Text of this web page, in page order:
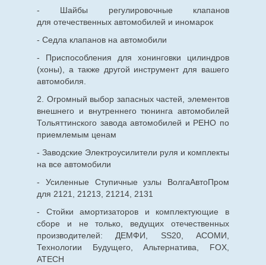
- Шайбы регулировочные клапанов
для отечественныхавтомобилей и иномарок
- Седла клапанов на автомобили
- Приспособления для хонинговки цилиндров
(хоны), а также другой инструмент для вашего
автомобиля.
2. Огромный выбор запасных частей, элементов
внешнего и внутреннего тюнинга автомобилей
Тольяттинского завода автомобилей и РЕНО по
приемлемым ценам
- Заводские Электроусилители руля и комплекты
на все автомобили
- Усиленные Ступичные узлы ВолгаАвтоПром
для 2121, 21213, 21214, 2131
- Стойки амортизаторов и комплектующие в
сборе и не только, ведущих отечественных
производителей: ДЕМФИ, SS20, АСОМИ,
Технологии Будущего, Альтернатива, FOX,
ATECH